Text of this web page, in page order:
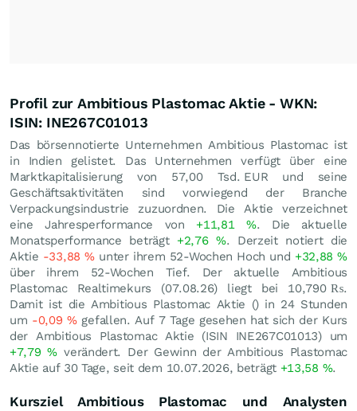
Profil zur Ambitious Plastomac Aktie - WKN:
ISIN: INE267C01013
Das börsennotierte Unternehmen Ambitious Plastomac ist
in Indien gelistet. Das Unternehmen verfügt über eine
Marktkapitalisierung von 57,00 Tsd. EUR und seine
Geschäftsaktivitäten sind vorwiegend der Branche
Verpackungsindustrie zuzuordnen. Die Aktie verzeichnet
eine Jahresperformance von +11,81 %. Die aktuelle
Monatsperformance beträgt +2,76%. Derzeit notiert die
Aktie -33,88%unter ihrem 52-Wochen Hoch und +32,88%
über ihrem 52-Wochen Tief. Der aktuelle Ambitious
Plastomac Realtimekurs (07.08.26) liegt bei 10,790 ₨.
Damit ist die Ambitious Plastomac Aktie () in 24 Stunden
um -0,09%gefallen. Auf 7 Tage gesehen hat sich der Kurs
der Ambitious Plastomac Aktie (ISIN INE267C01013) um
+7,79% verändert. Der Gewinn der Ambitious Plastomac
Aktie auf 30 Tage, seit dem 10.07.2026, beträgt +13,58 %.
Kursziel Ambitious Plastomac und Analysten